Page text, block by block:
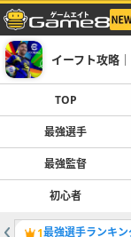
イーフト攻略
TOP
最強選手
最強監督
初心者
1最強選手ランキ